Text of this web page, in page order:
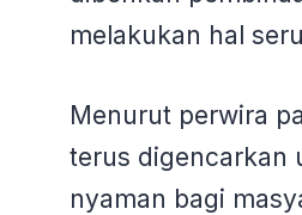
melakukan hal
Menurut perwira
terus digencarkan
nyaman bagi